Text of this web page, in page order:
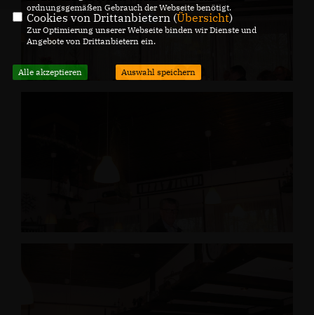
ordnungsgemäßen Gebrauch der Webseite benötigt.
Cookies von Drittanbietern (Übersicht)
Zur Optimierung unserer Webseite binden wir Dienste und
Angebote von Drittanbietern ein.
Alle akzeptieren Auswahl speichern